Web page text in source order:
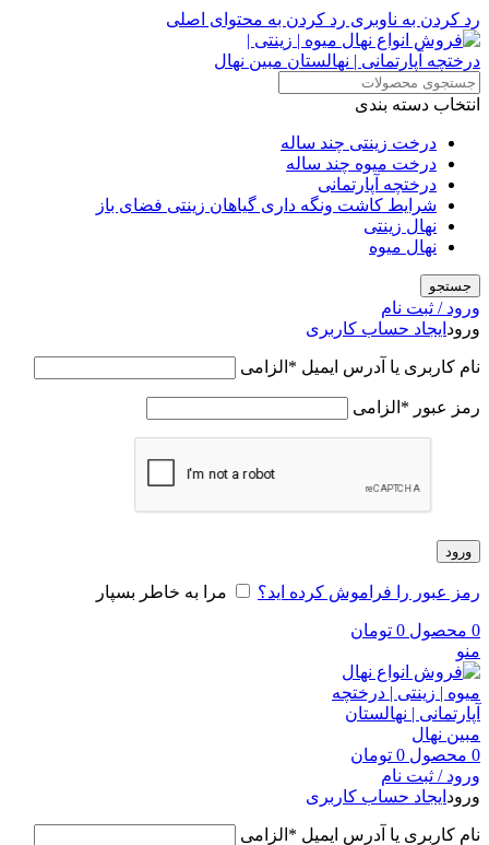
رد کردن به ناوبری رد کردن به محتوای اصلی
انتخاب دسته بندی
درخت زینتی چند ساله
درخت میوه چند ساله
درختچه آپارتمانی
شرایط کاشت ونگه داری گیاهان زینتی فضای باز
نهال زینتی
نهال میوه
جستجو
ورود / ثبت نام
ورود ایجاد حساب کاربری
نام کاربری یا آدرس ایمیل * الزامی
رمز عبور * الزامی
ورود
رمز عبور را فراموش کرده اید؟ مرا به خاطر بسپار
0 محصول 0 تومان
منو
0 محصول 0 تومان
ورود / ثبت نام
ورود ایجاد حساب کاربری
نام کاربری یا آدرس ایمیل * الزامی